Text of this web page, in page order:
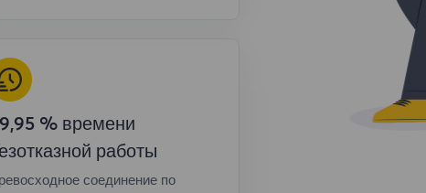
% времени
работы
соединение по